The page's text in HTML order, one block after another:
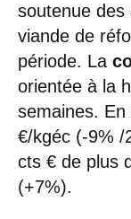
soutenue des
viande de
période. La
orientée à la
semaines.
€/kgéc (-9% /
cts € de plus
(+7%).